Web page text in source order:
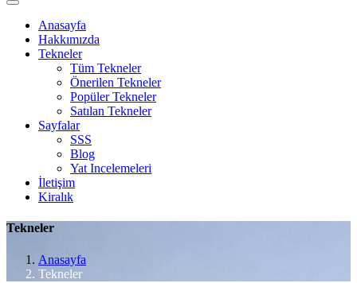
Anasayfa
Hakkımızda
Tekneler
Tüm Tekneler
Önerilen Tekneler
Popüler Tekneler
Satılan Tekneler
Sayfalar
SSS
Blog
Yat Incelemeleri
İletişim
Kiralık
Tekneler
Anasayfa
Tekneler